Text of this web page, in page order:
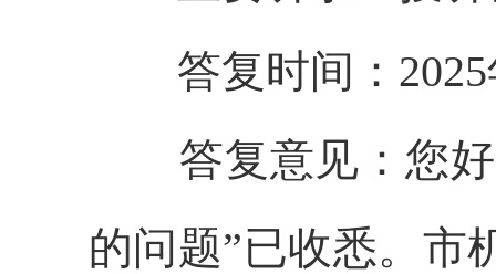
答复时间：2025
答复意见：您好
的问题”已收悉。市